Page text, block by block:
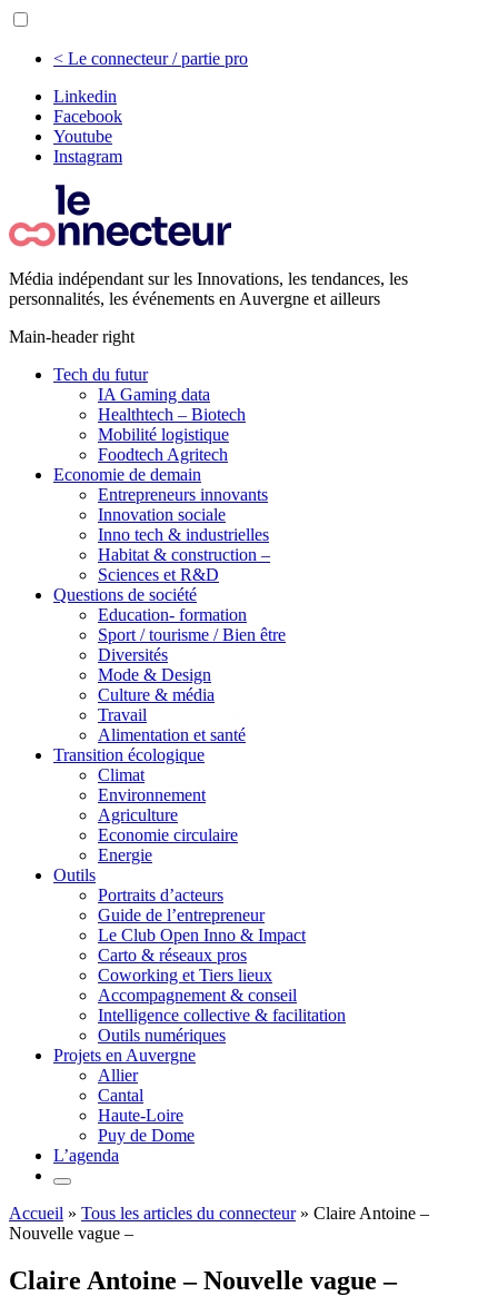
< Le connecteur / partie pro
Linkedin
Facebook
Youtube
Instagram
Média indépendant sur les Innovations, les tendances, les
personnalités, les événements en Auvergne et ailleurs
Main-header right
Tech du futur
IA Gaming data
Healthtech – Biotech
Mobilité logistique
Foodtech Agritech
Economie de demain
Entrepreneurs innovants
Innovation sociale
Inno tech & industrielles
Habitat & construction –
Sciences et R&D
Questions de société
Education- formation
Sport / tourisme / Bien être
Diversités
Mode & Design
Culture & média
Travail
Alimentation et santé
Transition écologique
Climat
Environnement
Agriculture
Economie circulaire
Energie
Outils
Portraits d’acteurs
Guide de l’entrepreneur
Le Club Open Inno & Impact
Carto & réseaux pros
Coworking et Tiers lieux
Accompagnement & conseil
Intelligence collective & facilitation
Outils numériques
Projets en Auvergne
Allier
Cantal
Haute-Loire
Puy de Dome
L’agenda
Accueil » Tous les articles du connecteur» Claire Antoine –
Nouvelle vague –
Claire Antoine – Nouvelle vague –